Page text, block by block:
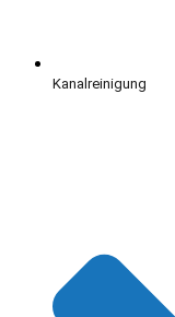
Kanalreinigung